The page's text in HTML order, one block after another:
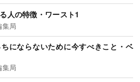
人の特徴・ワースト1
集局
ちにならないために今すべきこと・ベ
集局